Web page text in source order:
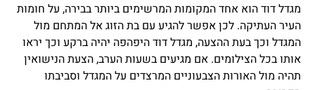
מגדל דוד הוא אחד המקומות המרשימים ביותר בבירה, על חומות
העיר העתיקה. לכן אפשר להגיע עם בת הזוג אל המתחם מול
המגדל וכך בעת ההצעה, מגדל דוד היפהפה יהיה ברקע וכך יראו
אותו בכל הצילומים. אם מגיעים בשעות הערב, הצעת הנישואין
תהיה מול האורות הצבעוניים המרצדים על המגדל וסביבתו